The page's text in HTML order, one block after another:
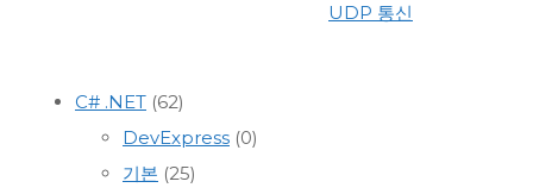
UDP 통신
C# .NET (62)
DevExpress (0)
기본 (25)